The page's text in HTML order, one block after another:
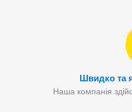
Сітка у верхній
Швидко та
Наша компанія